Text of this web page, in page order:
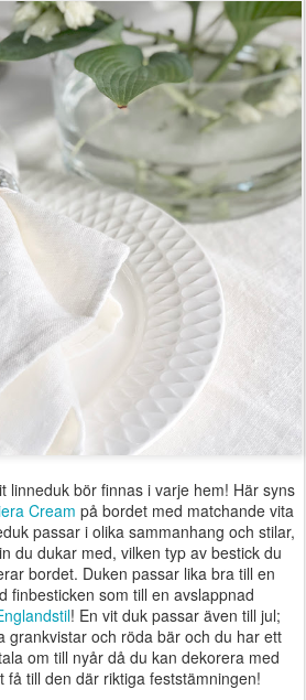
linneduk bör finnas i varje hem! Här syns
Cream på bordet med matchande vita
passar i olika sammanhang och stilar,
du dukar med, vilken typ av bestick du
bordet. Duken passar lika bra till en
finbesticken som till en avslappnad
! En vit duk passar även till jul;
grankvistar och röda bär och du har ett
om till nyår då du kan dekorera med
få till den där riktiga feststämningen!